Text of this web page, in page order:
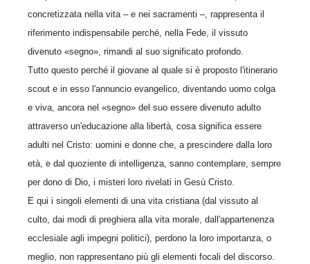
concretizzata nella vita – e nei sacramenti –, rappresenta il
riferimento indispensabile perché, nella Fede, il vissuto
divenuto «segno», rimandi al suo significato profondo.
Tutto questo perché il giovane al quale si è proposto l'itinerario
scout e in esso l'annuncio evangelico, diventando uomo colga
e viva, ancora nel «segno» del suo essere divenuto adulto
attraverso un'educazione alla libertà, cosa significa essere
adulti nel Cristo: uomini e donne che, a prescindere dalla loro
età, e dal quoziente di intelligenza, sanno contemplare, sempre
per dono di Dio, i misteri loro rivelati in Gesù Cristo.
E qui i singoli elementi di una vita cristiana (dal vissuto al
culto, dai modi di preghiera alla vita morale, dall'appartenenza
ecclesiale agli impegni politici), perdono la loro importanza, o
meglio, non rappresentano più gli elementi focali del discorso.